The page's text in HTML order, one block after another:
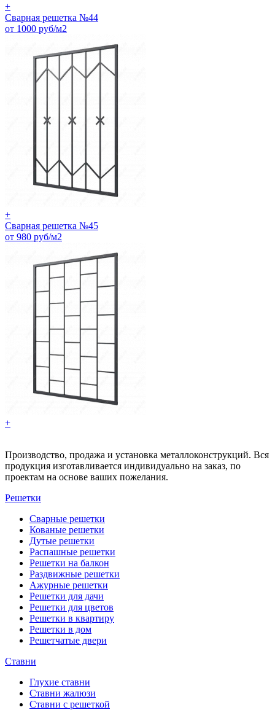
+
Сварная решетка №44
от 1000 руб/м2
+
Сварная решетка №45
от 980 руб/м2
+
Производство, продажа и установка металлоконструкций. Вся
продукция изготавливается индивидуально на заказ, по
проектам на основе ваших пожелания.
Решетки
Сварные решетки
Кованые решетки
Дутые решетки
Распашные решетки
Решетки на балкон
Раздвижные решетки
Ажурные решетки
Решетки для дачи
Решетки для цветов
Решетки в квартиру
Решетки в дом
Решетчатые двери
Ставни
Глухие ставни
Ставни жалюзи
Ставни с решеткой